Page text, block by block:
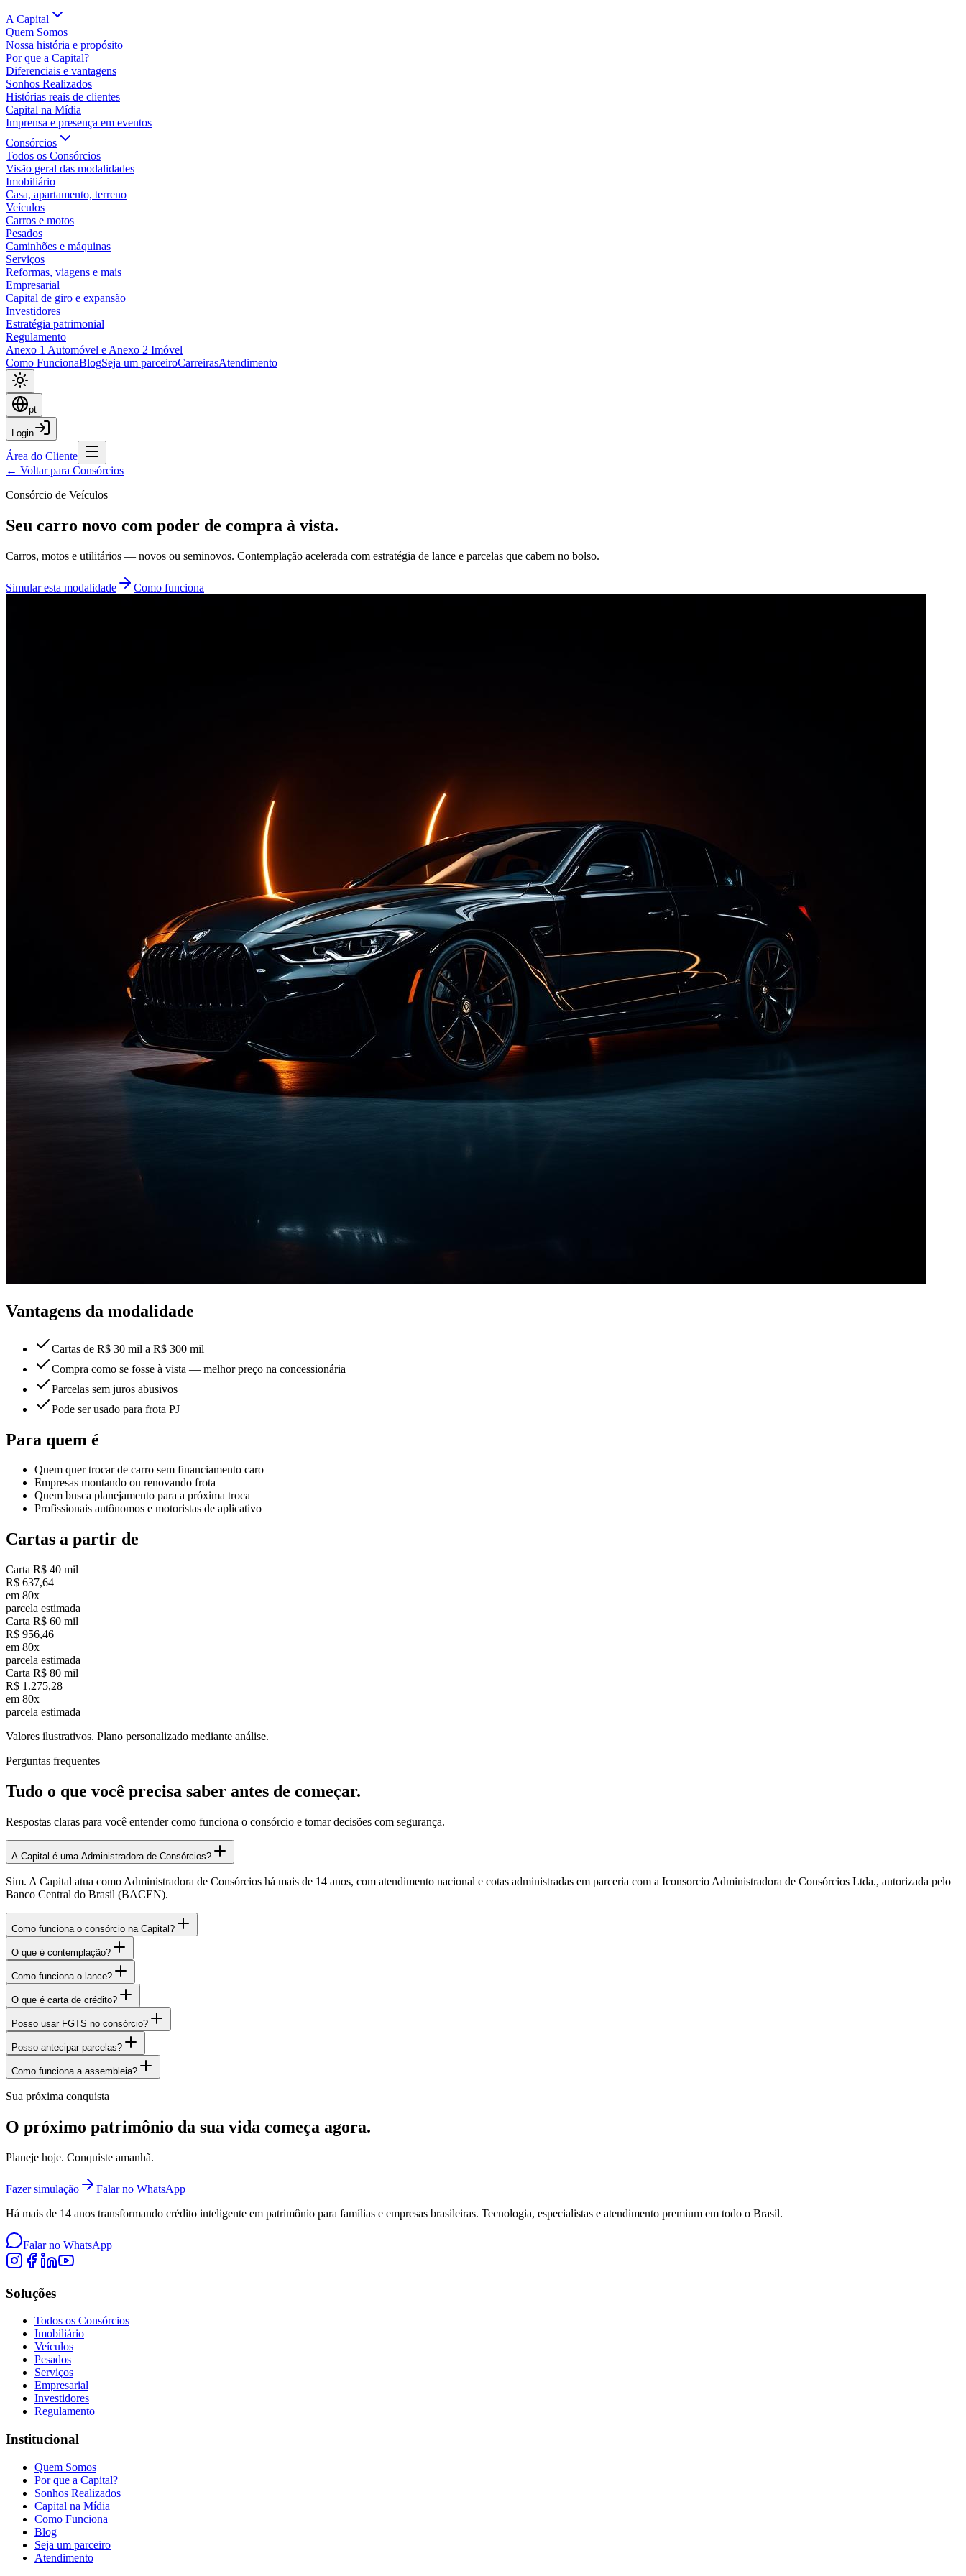
A Capital
Quem Somos
Nossa história e propósito
Por que a Capital?
Diferenciais e vantagens
Sonhos Realizados
Histórias reais de clientes
Capital na Mídia
Imprensa e presença em eventos
Consórcios
Todos os Consórcios
Visão geral das modalidades
Imobiliário
Casa, apartamento, terreno
Veículos
Carros e motos
Pesados
Caminhões e máquinas
Serviços
Reformas, viagens e mais
Empresarial
Capital de giro e expansão
Investidores
Estratégia patrimonial
Regulamento
Anexo 1 Automóvel e Anexo 2 Imóvel
Como FuncionaBlogSeja um parceiroCarreirasAtendimento
pt
Login
Área do Cliente
← Voltar para Consórcios
Consórcio de Veículos
Seu carro novo com poder de compra à vista.
Carros, motos e utilitários — novos ou seminovos. Contemplação acelerada com estratégia de lance e parcelas que cabem no bolso.
Simular esta modalidade Como funciona
Vantagens da modalidade
Cartas de R$ 30 mil a R$ 300 mil
Compra como se fosse à vista — melhor preço na concessionária
Parcelas sem juros abusivos
Pode ser usado para frota PJ
Para quem é
Quem quer trocar de carro sem financiamento caro
Empresas montando ou renovando frota
Quem busca planejamento para a próxima troca
Profissionais autônomos e motoristas de aplicativo
Cartas a partir de
Carta R$ 40 mil
R$ 637,64
em 80x
parcela estimada
Carta R$ 60 mil
R$ 956,46
em 80x
parcela estimada
Carta R$ 80 mil
R$ 1.275,28
em 80x
parcela estimada
Valores ilustrativos. Plano personalizado mediante análise.
Perguntas frequentes
Tudo o que você precisa saber antes de começar.
Respostas claras para você entender como funciona o consórcio e tomar decisões com segurança.
A Capital é uma Administradora de Consórcios?
Sim. A Capital atua como Administradora de Consórcios há mais de 14 anos, com atendimento nacional e cotas administradas em parceria com a Iconsorcio Administradora de Consórcios Ltda., autorizada pelo
Banco Central do Brasil (BACEN).
Como funciona o consórcio na Capital?
O que é contemplação?
Como funciona o lance?
O que é carta de crédito?
Posso usar FGTS no consórcio?
Posso antecipar parcelas?
Como funciona a assembleia?
Sua próxima conquista
O próximo patrimônio da sua vida começa agora.
Planeje hoje. Conquiste amanhã.
Fazer simulação
Falar no WhatsApp
Há mais de 14 anos transformando crédito inteligente em patrimônio para famílias e empresas brasileiras. Tecnologia, especialistas e atendimento premium em todo o Brasil.
Falar no WhatsApp
Soluções
Todos os Consórcios
Imobiliário
Veículos
Pesados
Serviços
Empresarial
Investidores
Regulamento
Institucional
Quem Somos
Por que a Capital?
Sonhos Realizados
Capital na Mídia
Como Funciona
Blog
Seja um parceiro
Atendimento